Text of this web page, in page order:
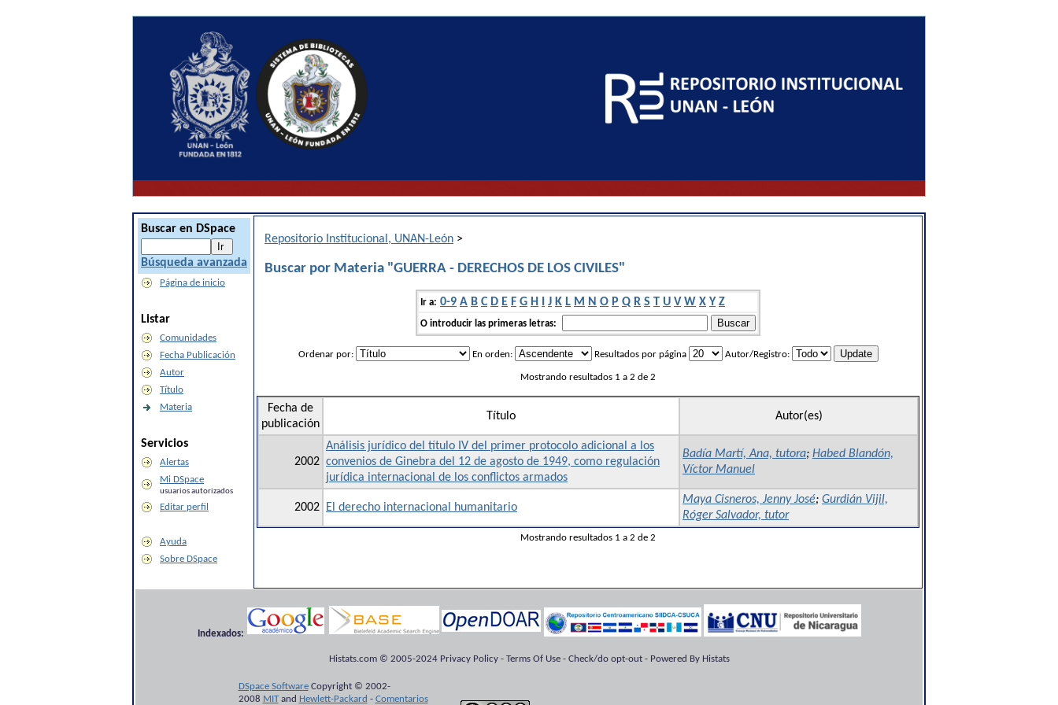
Buscar en DSpace
Búsqueda avanzada
Página de inicio
Listar
Comunidades
Fecha Publicación
Autor
Título
Materia
Servicios
Alertas
Mi DSpace
usuarios autorizados
Editar perfil
Ayuda
Sobre DSpace
Repositorio Institucional, UNAN-León >
Buscar por Materia "GUERRA - DERECHOS DE LOS CIVILES"
Ir a: 0-9 A B C D E F G H I J K L M N O P Q R S T U V W X Y Z
O introducir las primeras letras:
Ordenar por: En orden: Resultados por página Autor/Registro:
Mostrando resultados 1 a 2 de 2
Fecha de
publicación
Título Autor(es)
2002
Análisis jurídico del título IV del primer protocolo adicional a los
convenios de Ginebra del 12 de agosto de 1949, como regulación
jurídica internacional de los conflictos armados
Badía Martí, Ana, tutora; Habed Blandón,
Víctor Manuel
2002 El derecho internacional humanitario
Maya Cisneros, Jenny José; Gurdián Vijil,
Róger Salvador, tutor
Mostrando resultados 1 a 2 de 2
Indexados:
Histats.com © 2005-2024 Privacy Policy - Terms Of Use - Check/do opt-out - Powered By Histats
DSpace SoftwareCopyright © 2002-
2008 MITand Hewlett-Packard - Comentarios